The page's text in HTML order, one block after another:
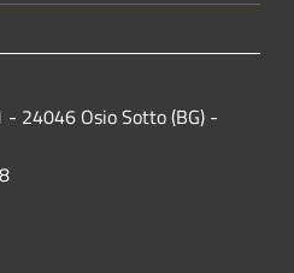
- 24046 Osio Sotto (BG) -